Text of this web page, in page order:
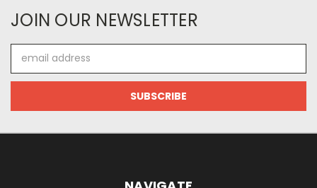
JOIN OUR NEWSLETTER
Address